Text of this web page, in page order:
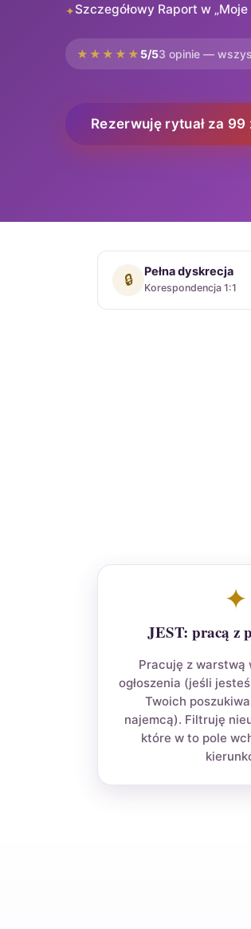
✦Szczegółowy Raport w
★★★★★ 5/53 opinie —
Rezerwuję rytuał za 99
🔒
Pełna dyskrecja
Korespondencja 1:1
✦
JEST: pracą z
Pracuję z warstwą
ogłoszenia (jeśli
Twoich
najemcą). Filtruję
które w to pole